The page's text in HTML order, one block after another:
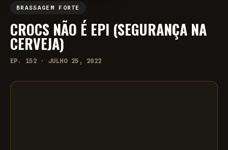
BRASSAGEM FORTE
CROCS NÃO É EPI (SEGURANÇA NA
CERVEJA)
EP. 152 · JULHO 25, 2022